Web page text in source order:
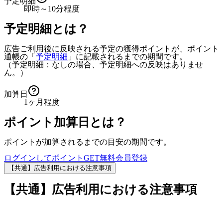
即時～10分程度
予定明細とは？
広告ご利用後に反映される予定の獲得ポイントが、ポイント
通帳の「 予定明細 」に記載されるまでの期間です。
（予定明細：なしの場合、予定明細への反映はありませ
ん。）
加算日
1ヶ月程度
ポイント加算日とは？
ポイントが加算されるまでの目安の期間です。
ログインしてポイントGET無料会員登録
【共通】広告利用における注意事項
【共通】広告利用における注意事項